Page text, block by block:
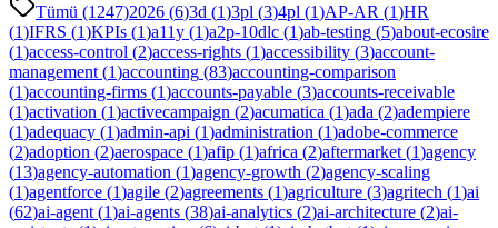
Tümü (1247)2026 (6)3d (1)3pl (3)4pl (1)AP-AR (1)HR
(1)IFRS (1)KPIs (1)a11y (1)a2p-10dlc (1)ab-testing (5)about-ecosire
(1)access-control (2)access-rights (1)accessibility (3)account-
management (1)accounting (83)accounting-comparison
(1)accounting-firms (1)accounts-payable (3)accounts-receivable
(1)activation (1)activecampaign (2)acumatica (1)ada (2)adempiere
(1)adequacy (1)admin-api (1)administration (1)adobe-commerce
(2)adoption (2)aerospace (1)afip (1)africa (2)aftermarket (1)agency
(13)agency-automation (1)agency-growth (2)agency-scaling
(1)agentforce (1)agile (2)agreements (1)agriculture (3)agritech (1)ai
(62)ai-agent (1)ai-agents (38)ai-analytics (2)ai-architecture (2)ai-